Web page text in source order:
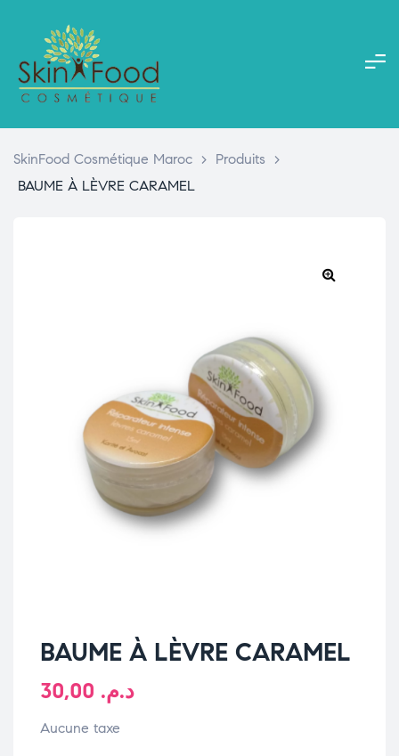
SkinFood Cosmétique Maroc > Produits
>
BAUME À LÈVRE CARAMEL
BAUME À LÈVRE CARAMEL
د.م.
Aucune taxe